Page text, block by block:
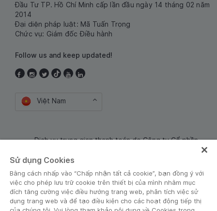
Đầu Tư TP. Hồ Chí Minh cấp lần đầu ngày 14 tháng 02 năm
2014
Đại diện pháp luật: Mã Tuấn Trọng
Chức vụ: Giám đốc Điều hành
Follow us and keep updated!
Việt Nam
Dịch vụ trung gian thanh toán do Công ty Cổ phần
Sử dụng Cookies
Bằng cách nhấp vào “Chấp nhận tất cả cookie”, bạn đồng ý với
việc cho phép lưu trữ cookie trên thiết bị của mình nhằm mục
đích tăng cường việc điều hướng trang web, phân tích việc sử
dụng trang web và để tạo điều kiện cho các hoạt động tiếp thị